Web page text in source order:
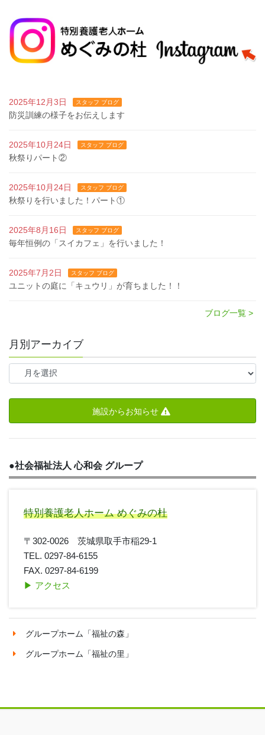
2025年12月3日 スタッフ ブログ
防災訓練の様子をお伝えします
2025年10月24日 スタッフ ブログ
秋祭りパート②
2025年10月24日 スタッフ ブログ
秋祭りを行いました！パート①
2025年8月16日 スタッフ ブログ
毎年恒例の「スイカフェ」を行いました！
2025年7月2日 スタッフ ブログ
ユニットの庭に「キュウリ」が育ちました！！
ブログ一覧 >
月別アーカイブ
施設からお知らせ
●社会福祉法人 心和会 グループ
特別養護老人ホーム めぐみの杜
〒302-0026 茨城県取手市稲29-1
TEL. 0297-84-6155
FAX. 0297-84-6199
▶︎ アクセス
グループホーム「福祉の森」
グループホーム「福祉の里」